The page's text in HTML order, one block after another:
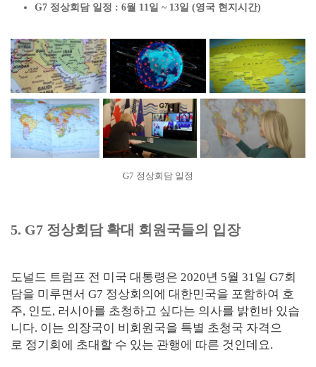
G7 정상회담 일정 : 6월 11일 ~ 13일 (영국 현지시간)
G7 정상회담 일정
5. G7 정상회담 확대 회원국들의 입장
도널드 트럼프 전 미국 대통령은 2020년 5월 31일 G7회
담을 미루면서 G7 정상회의에 대한민국을 포함하여 호
주, 인도, 러시아를 초청하고 싶다는 의사를 밝힌바 있습
니다. 이는 의장국이 비회원국을 특별 초청국 자격으
로 정기회에 초대할 수 있는 관행에 따른 것인데요.